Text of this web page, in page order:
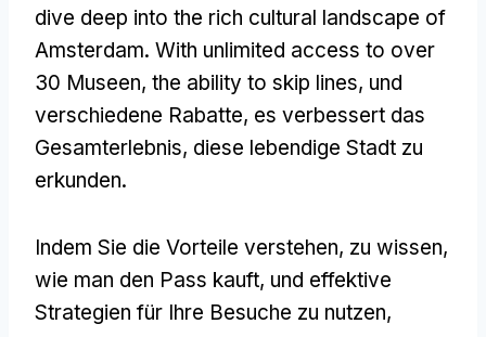
dive deep into the rich cultural landscape of
Amsterdam. With unlimited access to over
30 Museen, the ability to skip lines, und
verschiedene Rabatte, es verbessert das
Gesamterlebnis, diese lebendige Stadt zu
erkunden.
Indem Sie die Vorteile verstehen, zu wissen,
wie man den Pass kauft, und effektive
Strategien für Ihre Besuche zu nutzen,